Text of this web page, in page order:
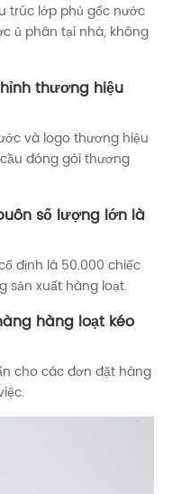
trúc lớp phủ gốc nước
ủ phân tại nhà, không
thương hiệu
và logo thương hiệu
đóng gói thương
số lượng lớn là
định là 50.000 chiếc
sản xuất hàng loạt.
hàng loạt kéo
cho các đơn đặt hàng